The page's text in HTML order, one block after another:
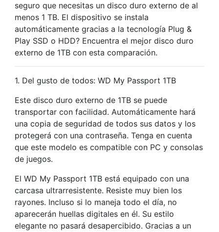
seguro que necesitas un disco duro externo de al
menos 1 TB. El dispositivo se instala
automáticamente gracias a la tecnología Plug &
Play SSD o HDD? Encuentra el mejor disco duro
externo de 1TB con esta comparación.
1. Del gusto de todos: WD My Passport 1TB
Este disco duro externo de 1TB se puede
transportar con facilidad. Automáticamente hará
una copia de seguridad de todos sus datos y los
protegerá con una contraseña. Tenga en cuenta
que este modelo es compatible con PC y consolas
de juegos.
El WD My Passport 1TB está equipado con una
carcasa ultrarresistente. Resiste muy bien los
rayones. Incluso si lo maneja todo el día, no
aparecerán huellas digitales en él. Su estilo
elegante no pasará desapercibido. Gracias a un